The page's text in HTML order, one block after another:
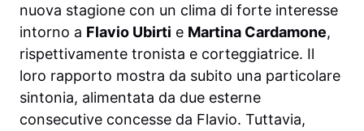
nuova stagione con un clima di forte interesse
intorno a Flavio Ubirti e Martina Cardamone,
rispettivamente tronista e corteggiatrice. Il
loro rapporto mostra da subito una particolare
sintonia, alimentata da due esterne
consecutive concesse da Flavio. Tuttavia,